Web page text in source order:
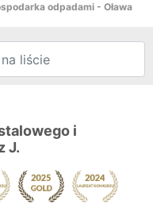
odpadami - Oława
i
J.